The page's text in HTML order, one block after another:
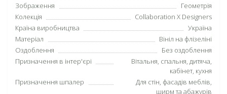
Зображення
Геометрія
Колекція
Collaboration X Designers
Країна виробництва
Україна
Матеріал
Вініл на флізеліні
Оздоблення
Без оздоблення
Призначення в інтер'єрі
Вітальня, спальня, дитяча,
кабінет, кухня
Призначення шпалер
Для стін, фасадів меблів,
ширм та абажурів